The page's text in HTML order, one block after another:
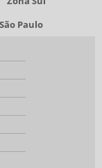
Paulo